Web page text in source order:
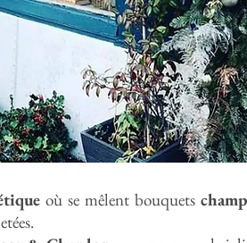
où se mêlent bouquets